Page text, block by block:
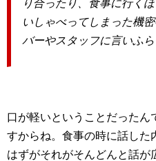
り合ったり、食事に行く
いしゃべってしまった機
バーやスタッフに言いふら
口が軽いということだったん
すからね。食事の時に話した
はずがそれがそんどんと話